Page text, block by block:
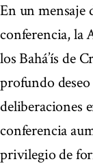
En un mensaje
conferencia, la
los Bahá’ís de
profundo deseo
deliberaciones
conferencia
privilegio de